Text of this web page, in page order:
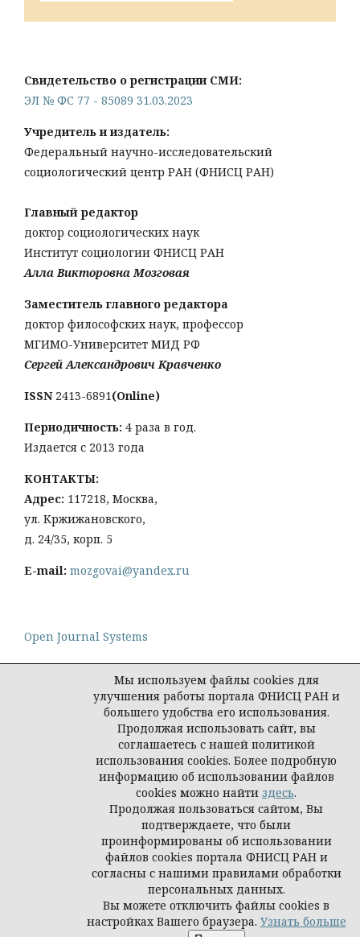
Свидетельство о регистрации СМИ:
ЭЛ № ФС 77 - 85089 31.03.2023
Учредитель и издатель:
Федеральный научно-исследовательский
социологический центр РАН (ФНИСЦ РАН)
Главный редактор
доктор социологических наук
Институт социологии ФНИСЦ РАН
Алла Викторовна Мозговая
Заместитель главного редактора
доктор философских наук, профессор
МГИМО-Университет МИД РФ
Сергей Александрович Кравченко
ISSN 2413-6891(Online)
Периодичность: 4 раза в год.
Издается с 2013 года
КОНТАКТЫ:
Адрес: 117218, Москва,
ул. Кржижановского,
д. 24/35, корп. 5
E-mail: mozgovai@yandex.ru
Open Journal Systems
Политика конфиденциальности персональных
© Социологическая наука и социальная практика,
Мы используем файлы cookies для
улучшения работы портала ФНИСЦ РАН и
большего удобства его использования.
Продолжая использовать сайт, вы
соглашаетесь с нашей политикой
использования cookies. Более подробную
информацию об использовании файлов
cookies можно найти здесь.
Продолжая пользоваться сайтом, Вы
подтверждаете, что были
проинформированы об использовании
файлов cookies портала ФНИСЦ РАН и
согласны с нашими правилами обработки
персональных данных.
Вы можете отключить файлы cookies в
настройках Вашего браузера. Узнать больше